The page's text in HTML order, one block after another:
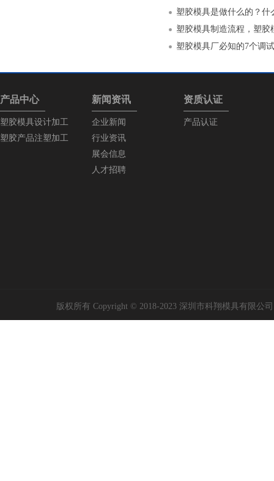
塑胶模具是做什么的？什
塑胶模具制造流程，塑胶
塑胶模具厂必知的7个调
产品中心
塑胶模具设计加工
塑胶产品注塑加工
新闻资讯
企业新闻
行业资讯
展会信息
人才招聘
资质认证
产品认证
版权所有 Copyright © 2018-2023 深圳市科翔模具有限公